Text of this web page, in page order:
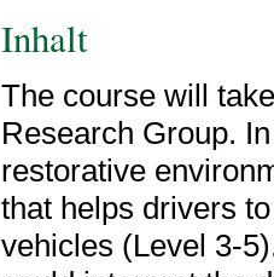
Inhalt
The course will
Research Group.
restorative
that helps drivers
vehicles (Level 3-